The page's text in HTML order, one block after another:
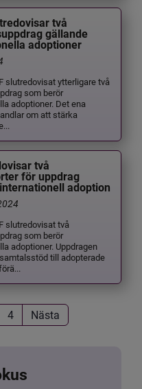
två
gällande
adoptioner
slutredovisat ytterligare två
som berör
adoptioner. Det ena
om att stärka
två
för uppdrag
adoption
slutredovisat två
som berör
adoptioner. Uppdragen
till adopterade
4 Nästa